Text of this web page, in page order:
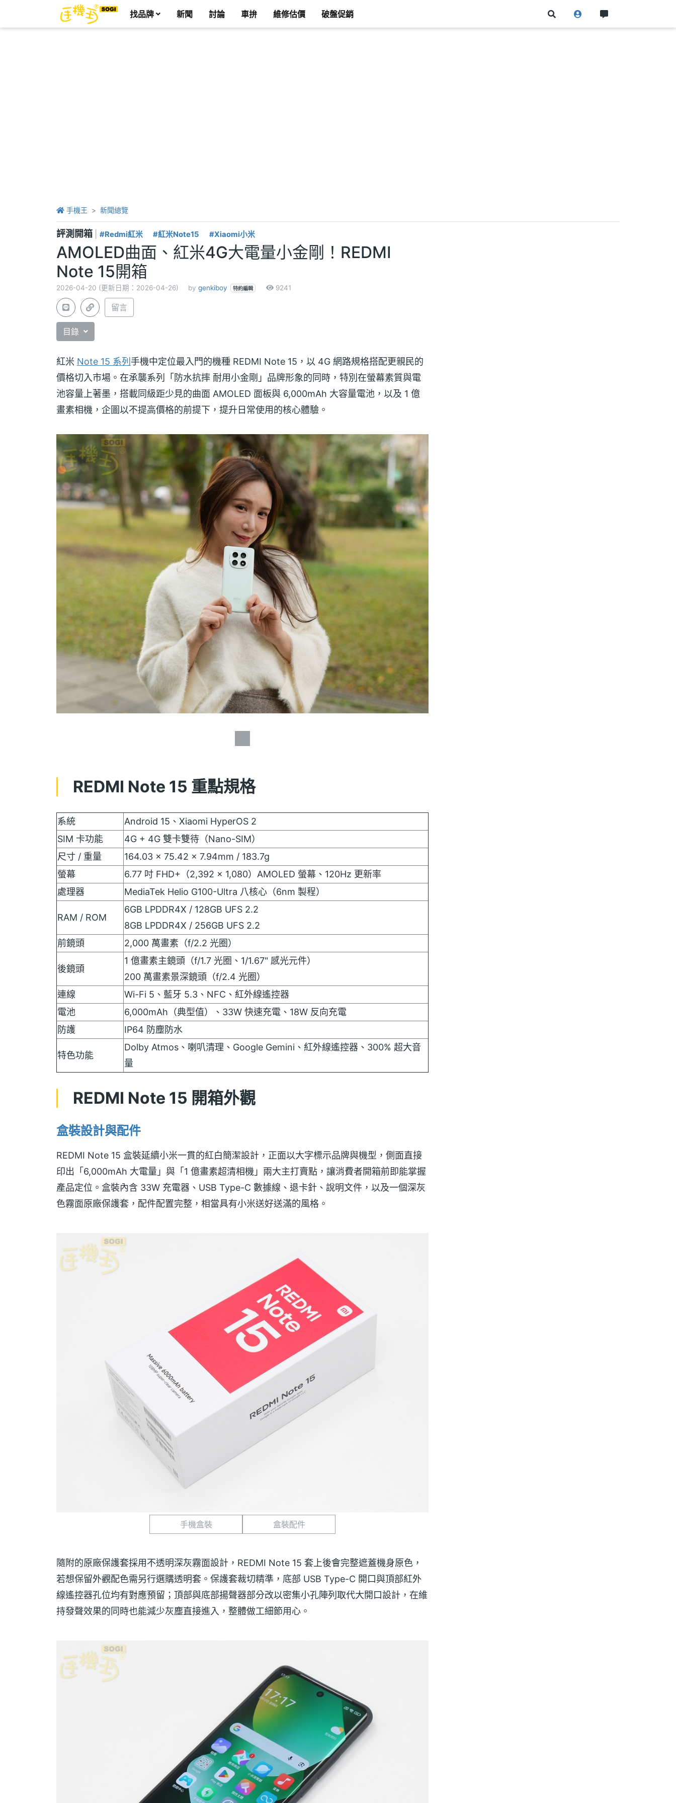
找品牌 新聞 討論 車拚 維修估價 破盤促銷
手機王 新聞總覽
評測開箱 #Redmi紅米 #紅米Note15 #Xiaomi小米
AMOLED曲面、紅米4G大電量小金剛！REDMI
Note 15開箱
2026-04-20 (更新日期：2026-04-26) by genkiboy 特約編輯 9241
留言
目錄
紅米 Note 15 系列 手機中定位最入門的機種 REDMI Note 15，以 4G 網路規格搭配更親民的
價格切入市場。在承襲系列「防水抗摔 耐用小金剛」品牌形象的同時，特別在螢幕素質與電
池容量上著墨，搭載同級距少見的曲面 AMOLED 面板與 6,000mAh 大容量電池，以及 1 億
畫素相機，企圖以不提高價格的前提下，提升日常使用的核心體驗。
REDMI Note 15 重點規格
系統
Android 15、Xiaomi HyperOS 2
SIM 卡功能
4G + 4G 雙卡雙待（Nano-SIM）
尺寸 / 重量
164.03 x 75.42 x 7.94mm / 183.7g
螢幕
6.77 吋 FHD+（2,392 x 1,080）AMOLED 螢幕、120Hz 更新率
處理器
MediaTek Helio G100-Ultra 八核心（6nm 製程）
RAM / ROM
6GB LPDDR4X / 128GB UFS 2.2
8GB LPDDR4X / 256GB UFS 2.2
前鏡頭
2,000 萬畫素（f/2.2 光圈）
後鏡頭
1 億畫素主鏡頭（f/1.7 光圈、1/1.67" 感光元件）
200 萬畫素景深鏡頭（f/2.4 光圈）
連線
Wi-Fi 5、藍牙 5.3、NFC、紅外線遙控器
電池
6,000mAh（典型值）、33W 快速充電、18W 反向充電
防護
IP64 防塵防水
特色功能
Dolby Atmos、喇叭清理、Google Gemini、紅外線遙控器、300% 超大音
量
REDMI Note 15 開箱外觀
盒裝設計與配件
REDMI Note 15 盒裝延續小米一貫的紅白簡潔設計，正面以大字標示品牌與機型，側面直接
印出「6,000mAh 大電量」與「1 億畫素超清相機」兩大主打賣點，讓消費者開箱前即能掌握
產品定位。盒裝內含 33W 充電器、USB Type-C 數據線、退卡針、說明文件，以及一個深灰
色霧面原廠保護套，配件配置完整，相當具有小米送好送滿的風格。
手機盒裝 盒裝配件
隨附的原廠保護套採用不透明深灰霧面設計，REDMI Note 15 套上後會完整遮蓋機身原色，
若想保留外觀配色需另行選購透明套。保護套裁切精準，底部 USB Type-C 開口與頂部紅外
線遙控器孔位均有對應預留；頂部與底部揚聲器部分改以密集小孔陣列取代大開口設計，在維
持發聲效果的同時也能減少灰塵直接進入，整體做工細節用心。